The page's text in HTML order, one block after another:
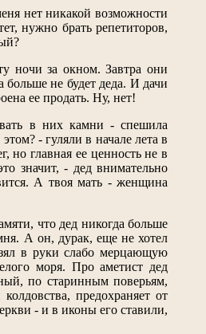
нет никакой возможности
нужно брать репетиторов,
ночи за окном. Завтра они
не будет деда. И дачи
ее продать. Ну, нет!
в них камни - спешила
- гуляли в начале лета в
но главная ее ценность не в
значит, - дед внимательно
А твоя мать - женщина
что дед никогда больше
А он, дурак, еще не хотел
в руки слабо мерцающую
моря. Про аметист дед
по старинным поверьям,
предохраняет от
- и в иконы его ставили,